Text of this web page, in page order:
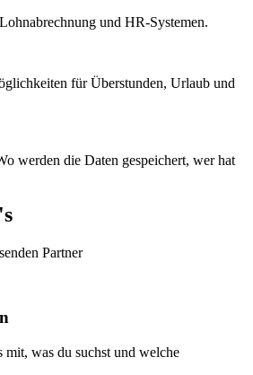
und HR-Systemen.
für Überstunden, Urlaub und
werden die Daten gespeichert, wer hat
Partner
was du suchst und welche